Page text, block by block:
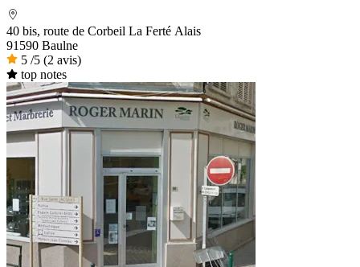
40 bis, route de Corbeil La Ferté Alais
91590 Baulne
5 /5 (2 avis)
top notes